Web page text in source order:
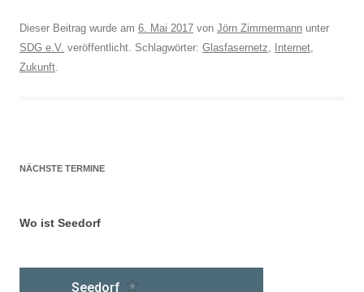
Dieser Beitrag wurde am 6. Mai 2017 von Jörn Zimmermann unter
SDG e.V. veröffentlicht. Schlagwörter: Glasfasernetz, Internet,
Zukunft.
NÄCHSTE TERMINE
Wo ist Seedorf